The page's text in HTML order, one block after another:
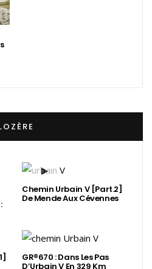
Chemin Urbain V [Part.2]
De Mende Aux Cévennes
GR®670 : Dans Les Pas
D’Urbain V En 329 Km